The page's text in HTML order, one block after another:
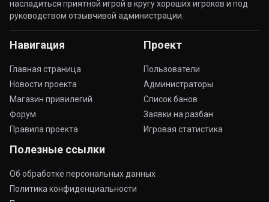
насладиться приятной игрой в кругу хороших игроков и под
руководством отзывчивой администрации.
Навигация
Главная страница
Новости проекта
Магазин привилегий
Форум
Правила проекта
Проект
Пользователи
Администраторы
Список банов
Заявки на разбан
Игровая статистика
Полезные ссылки
Об обработке персональных данных
Политика конфиденциальности